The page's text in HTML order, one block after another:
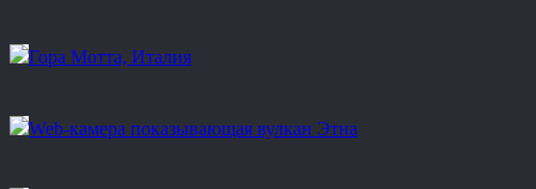
Гора Мотта, Италия
Web-камера показывающая вулкан Этна